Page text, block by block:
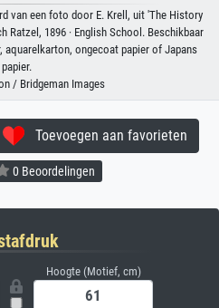
van een foto door E. Krell, uit 'The History
1896 · English School. Beschikbaar
ongecoat papier of Japans
papier.
/ Bridgeman Images
Toevoegen aan favorieten
0 Beoordelingen
Hoogte (Motief, cm)